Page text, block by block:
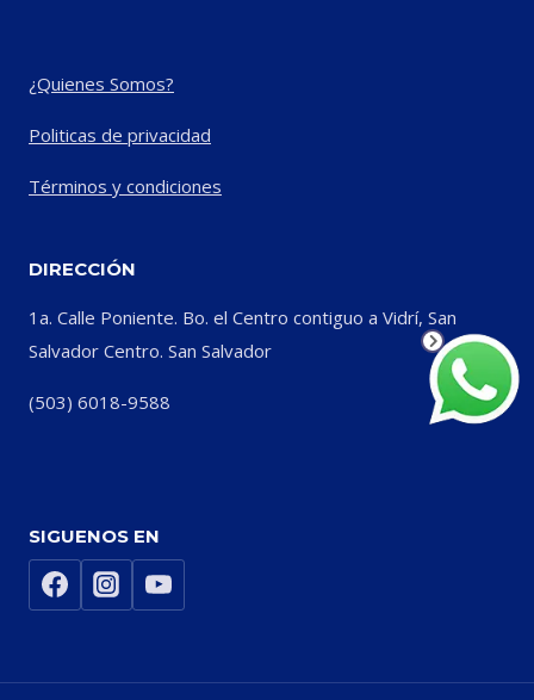
¿Quienes Somos?
Politicas de privacidad
Términos y condiciones
DIRECCIÓN
1a. Calle Poniente. Bo. el Centro contiguo a Vidrí, San
Salvador Centro. San Salvador
(503) 6018-9588
SIGUENOS EN